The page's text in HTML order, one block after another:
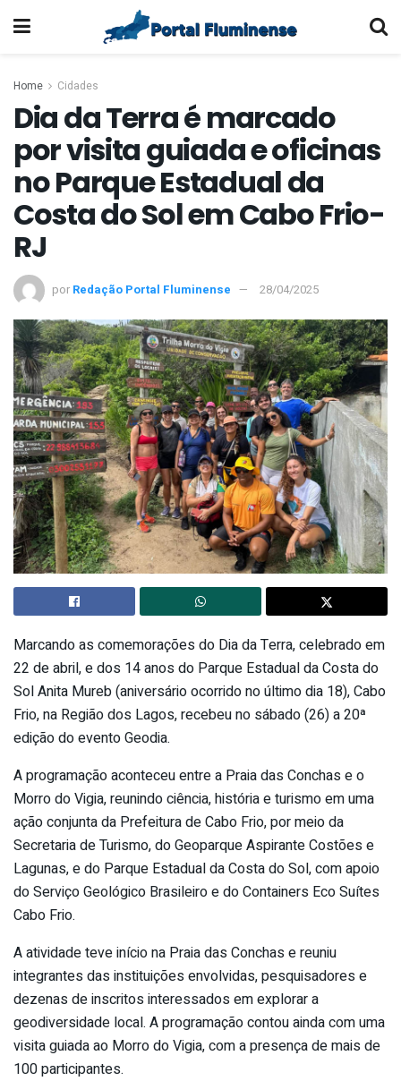
Home Cidades
Dia da Terra é marcado
por visita guiada e oficinas
no Parque Estadual da
Costa do Sol em Cabo Frio-
RJ
por Redação Portal Fluminense 28/04/2025
Marcando as comemorações do Dia da Terra, celebrado em
22 de abril, e dos 14 anos do Parque Estadual da Costa do
Sol Anita Mureb (aniversário ocorrido no último dia 18), Cabo
Frio, na Região dos Lagos, recebeu no sábado (26) a 20ª
edição do evento Geodia.
A programação aconteceu entre a Praia das Conchas e o
Morro do Vigia, reunindo ciência, história e turismo em uma
ação conjunta da Prefeitura de Cabo Frio, por meio da
Secretaria de Turismo, do Geoparque Aspirante Costões e
Lagunas, e do Parque Estadual da Costa do Sol, com apoio
do Serviço Geológico Brasileiro e do Containers Eco Suítes
Cabo Frio.
A atividade teve início na Praia das Conchas e reuniu
integrantes das instituições envolvidas, pesquisadores e
dezenas de inscritos interessados em explorar a
geodiversidade local. A programação contou ainda com uma
visita guiada ao Morro do Vigia, com a presença de mais de
100 participantes.